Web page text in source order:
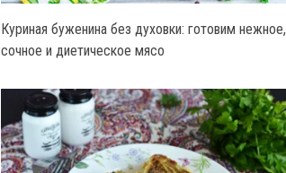
Куриная буженина без духовки: готовим нежное,
сочное и диетическое мясо